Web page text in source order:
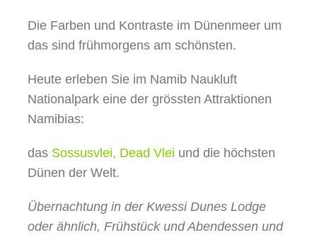
Die Farben und Kontraste im Dünenmeer um
das sind frühmorgens am schönsten.
Heute erleben Sie im Namib Naukluft
Nationalpark eine der grössten Attraktionen
Namibias:
das Sossusvlei, Dead Vlei und die höchsten
Dünen der Welt.
Übernachtung in der Kwessi Dunes Lodge
oder ähnlich, Frühstück und Abendessen und